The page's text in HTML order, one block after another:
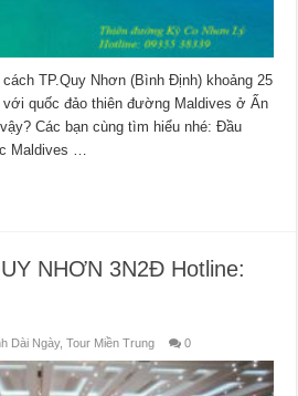
TP.Quy Nhơn (Bình Định) khoảng 25
quốc đảo thiên đường Maldives ở Ấn
Các bạn cùng tìm hiểu nhé: Đầu
Maldives …
NHƠN 3N2Đ Hotline:
Dài Ngày,Tour Miền Trung 0